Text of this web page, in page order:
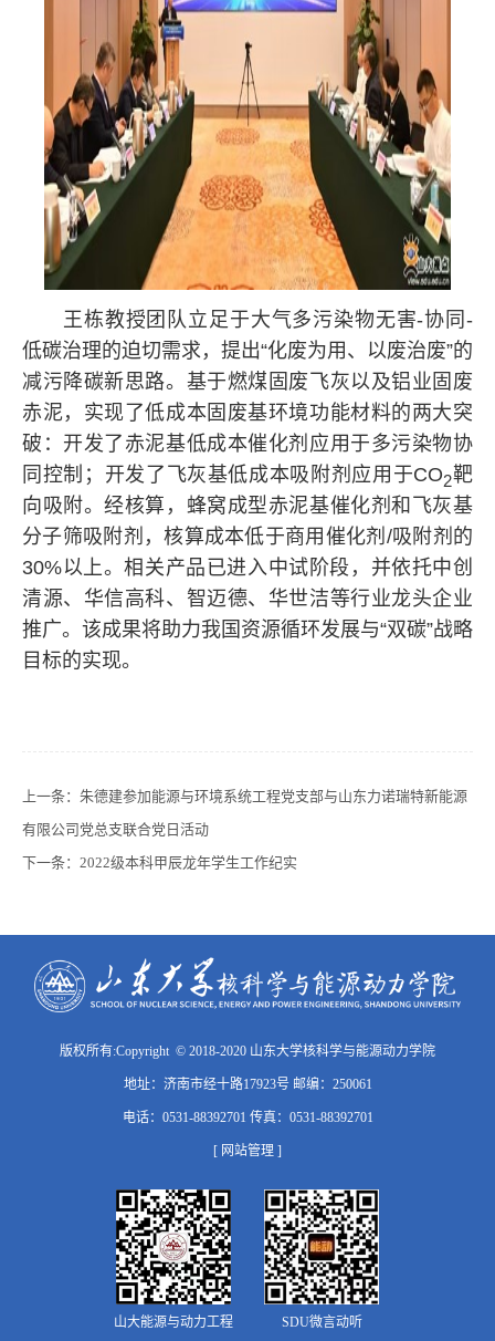
王栋教授团队立足于大气多污染物无害-协同-
低碳治理的迫切需求，提出“化废为用、以废治废”的
减污降碳新思路。基于燃煤固废飞灰以及铝业固废
赤泥，实现了低成本固废基环境功能材料的两大突
破：开发了赤泥基低成本催化剂应用于多污染物协
同控制；开发了飞灰基低成本吸附剂应用于CO2靶
向吸附。经核算，蜂窝成型赤泥基催化剂和飞灰基
分子筛吸附剂，核算成本低于商用催化剂/吸附剂的
30%以上。相关产品已进入中试阶段，并依托中创
清源、华信高科、智迈德、华世洁等行业龙头企业
推广。该成果将助力我国资源循环发展与“双碳”战略
目标的实现。
上一条： 朱德建参加能源与环境系统工程党支部与山东力诺瑞特新能源
有限公司党总支联合党日活动
下一条： 2022级本科甲辰龙年学生工作纪实
版权所有:Copyright © 2018-2020 山东大学核科学与能源动力学院
地址：济南市经十路17923号 邮编：250061
电话：0531-88392701 传真：0531-88392701
[ 网站管理 ]
山大能源与动力工程 SDU微言动听